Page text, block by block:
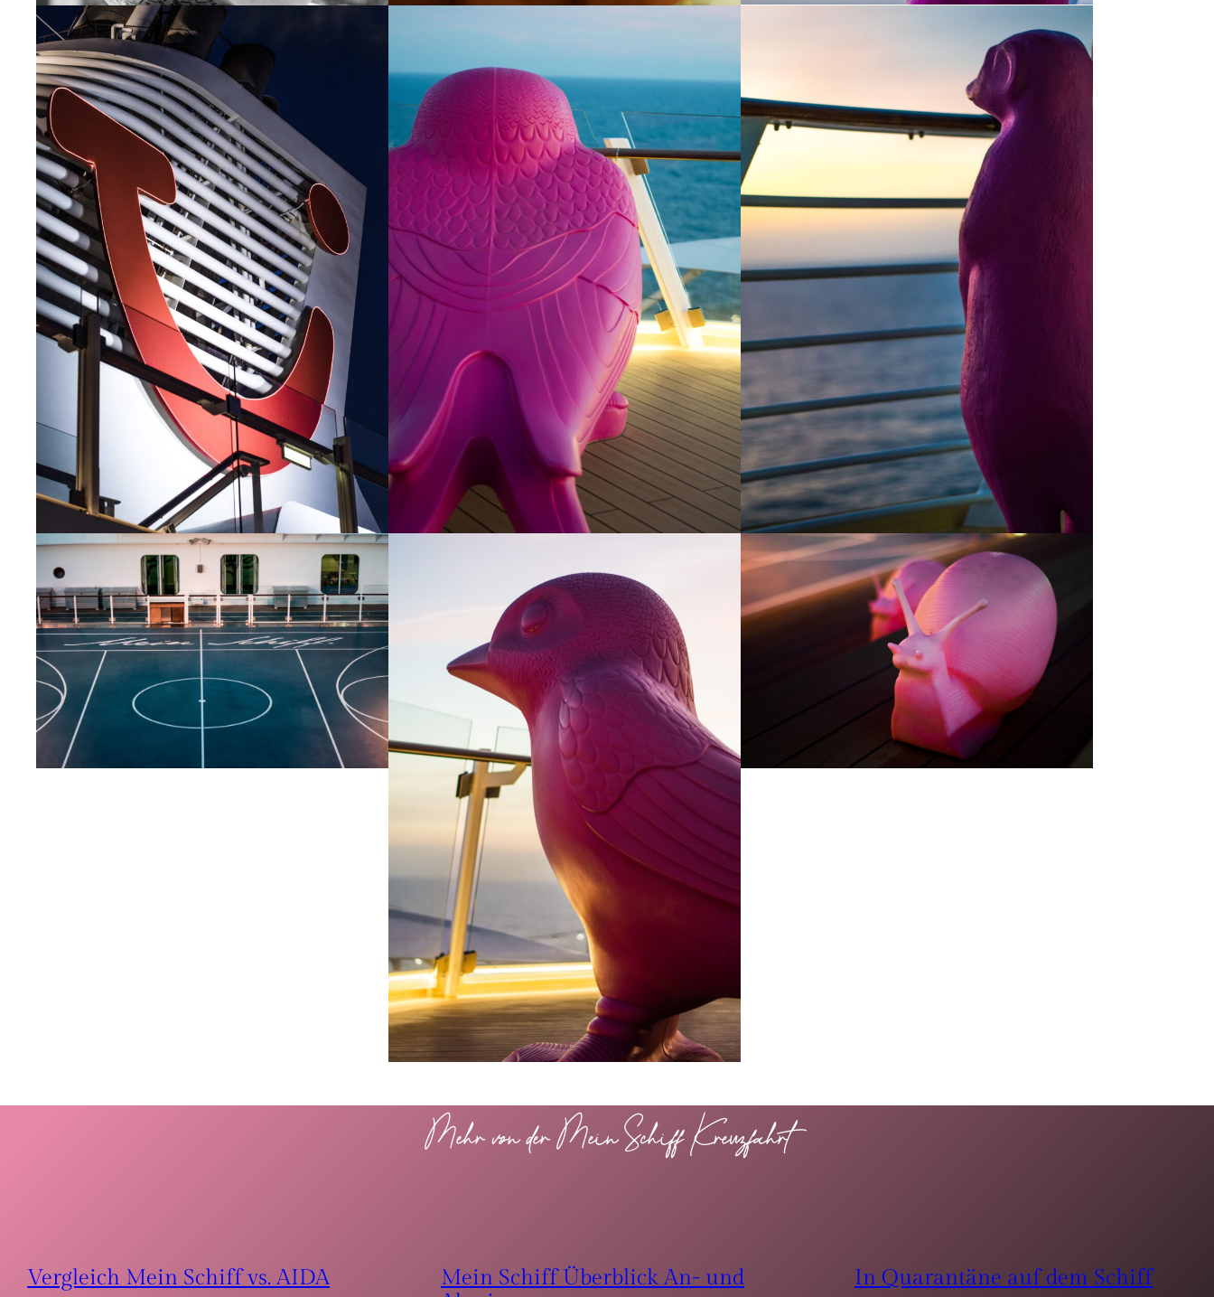
Mehr von der Mein Schiff Kreuzfahrt
Vergleich Mein Schiff vs. AIDA
Mein Schiff Überblick An- und
In Quarantäne auf dem Schiff